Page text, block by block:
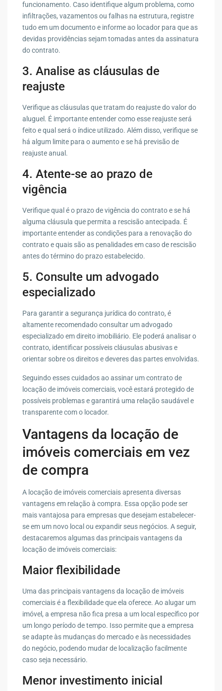
funcionamento. Caso identifique algum problema, como
infiltrações, vazamentos ou falhas na estrutura, registre
tudo em um documento e informe ao locador para que as
devidas providências sejam tomadas antes da assinatura
do contrato.
3. Analise as cláusulas de
reajuste
Verifique as cláusulas que tratam do reajuste do valor do
aluguel. É importante entender como esse reajuste será
feito e qual será o índice utilizado. Além disso, verifique se
há algum limite para o aumento e se há previsão de
reajuste anual.
4. Atente-se ao prazo de
vigência
Verifique qual é o prazo de vigência do contrato e se há
alguma cláusula que permita a rescisão antecipada. É
importante entender as condições para a renovação do
contrato e quais são as penalidades em caso de rescisão
antes do término do prazo estabelecido.
5. Consulte um advogado
especializado
Para garantir a segurança jurídica do contrato, é
altamente recomendado consultar um advogado
especializado em direito imobiliário. Ele poderá analisar o
contrato, identificar possíveis cláusulas abusivas e
orientar sobre os direitos e deveres das partes envolvidas.
Seguindo esses cuidados ao assinar um contrato de
locação de imóveis comerciais, você estará protegido de
possíveis problemas e garantirá uma relação saudável e
transparente com o locador.
Vantagens da locação de
imóveis comerciais em vez
de compra
A locação de imóveis comerciais apresenta diversas
vantagens em relação à compra. Essa opção pode ser
mais vantajosa para empresas que desejam estabelecer-
se em um novo local ou expandir seus negócios. A seguir,
destacaremos algumas das principais vantagens da
locação de imóveis comerciais:
Maior flexibilidade
Uma das principais vantagens da locação de imóveis
comerciais é a flexibilidade que ela oferece. Ao alugar um
imóvel, a empresa não fica presa a um local específico por
um longo período de tempo. Isso permite que a empresa
se adapte às mudanças do mercado e às necessidades
do negócio, podendo mudar de localização facilmente
caso seja necessário.
Menor investimento inicial